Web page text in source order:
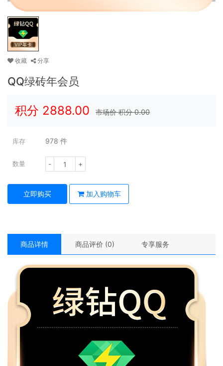
收藏 分享
QQ绿砖年会员
积分 2888.00 市场价 积分0.00
库存 978 件
数量 - +
立即购买 加入购物车
商品详情 商品评价 (0) 专享服务